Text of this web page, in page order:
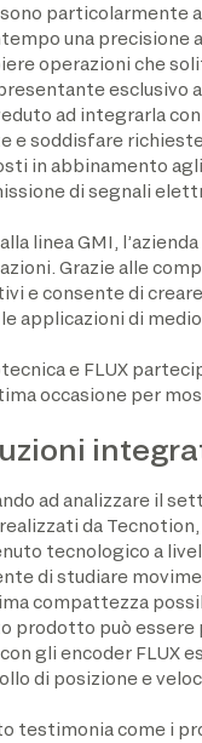
sono particolarmente
una precisione
operazioni che
esclusivo
ad integrarla
e soddisfare
in abbinamento
di segnali
linea GMI,
Grazie alle
e consente di
applicazioni di medio
e FLUX
occasione per
ad analizzare il
da
tecnologico a
di studiare
compattezza
prodotto può
gli encoder FLUX
di posizione e
testimonia come i